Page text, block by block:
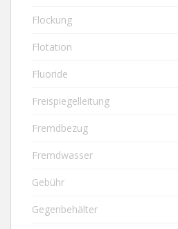
Flockung
Flotation
Fluoride
Freispiegelleitung
Fremdbezug
Fremdwasser
Gebühr
Gegenbehälter